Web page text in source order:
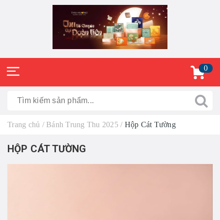
0
Trang chủ / Bánh Trung Thu 2025 / Hộp Cát Tường
HỘP CÁT TƯỜNG